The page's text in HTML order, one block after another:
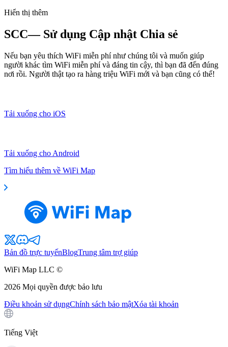
Hiển thị thêm
SCC— Sử dụng Cập nhật Chia sẻ
Nếu bạn yêu thích WiFi miễn phí như chúng tôi và muốn giúp
người khác tìm WiFi miễn phí và đáng tin cậy, thì bạn đã đến đúng
nơi rồi. Người thật tạo ra hàng triệu WiFi mới và bạn cũng có thể!
Tải xuống cho iOS
Tải xuống cho Android
Tìm hiểu thêm về WiFi Map
Bản đồ trực tuyếnBlogTrung tâm trợ giúp
WiFi Map LLC ©
2026 Mọi quyền được bảo lưu
Điều khoản sử dụngChính sách bảo mậtXóa tài khoản
Tiếng Việt